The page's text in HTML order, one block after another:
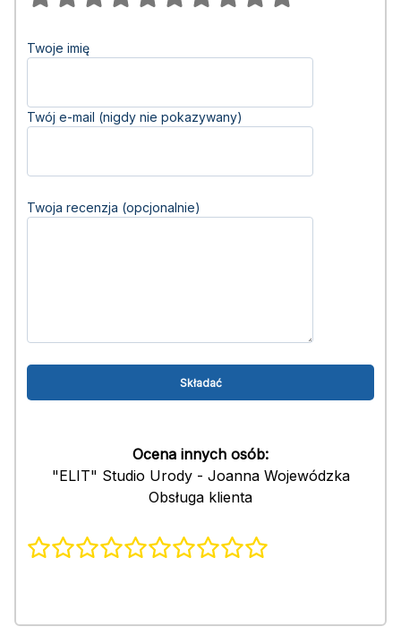
Twoje imię
Twój e-mail (nigdy nie pokazywany)
Twoja recenzja (opcjonalnie)
Ocena innych osób:
"ELIT" Studio Urody - Joanna Wojewódzka
Obsługa klienta